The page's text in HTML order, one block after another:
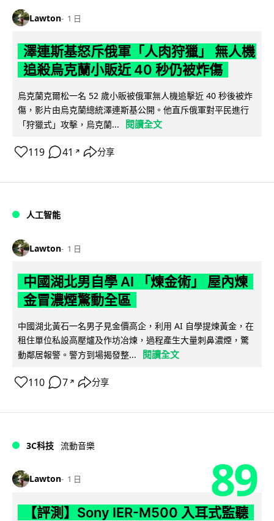
Lawton 1 日
澤連斯基怒斥俄軍「人肉狩獵」 無人機
追殺烏克蘭小販近 40 秒仍被炸傷
烏克蘭克爾松一名 52 歲小販被俄軍無人機追擊近 40 秒後被炸
傷，影片由烏克蘭總統澤連斯基公開。他直斥俄軍對平民進行
「狩獵式」攻擊，烏克蘭...
閱讀全文
119 41 ↗ 分享
人工智能
Lawton 1 日
中國湖北男自學 AI 「煉金術」 屋內煉
金冒濃煙驚動全區
中國湖北黃石一名男子見金價高企，利用 AI 自學提煉黃金，在
租住單位私設高壓爐及作坊冶煉，過程產生大量刺鼻濃煙，驚
動鄰居報警。警方到場揭發整...
閱讀全文
110 7 ↗ 分享
3C科技 流動音樂
Lawton 1 日 89
【評測】Sony IER-M500 入耳式監聽